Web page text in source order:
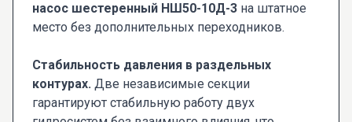
насос шестеренный НШ50-10Д-3 на штатное
место без дополнительных переходников.
Стабильность давления в раздельных
контурах. Две независимые секции
гарантируют стабильную работу двух